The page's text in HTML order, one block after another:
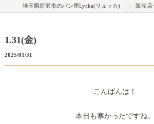
埼玉県所沢市のパン屋Lycka(リュッカ) 販売店
1.31(金)
2025/01/31
こんばんは！
本日も寒かったですね。